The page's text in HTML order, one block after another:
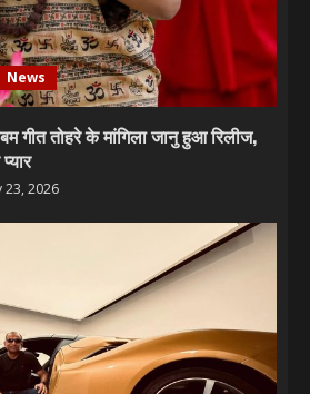
News
गीत तोहरे के मांगिला जानु हुआ रिलीज,
23, 2026